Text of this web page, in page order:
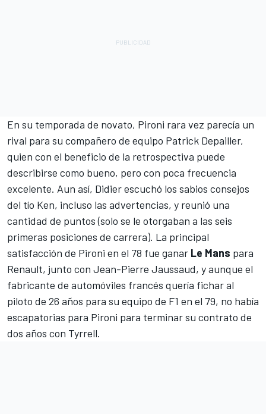
En su temporada de novato, Pironi rara vez parecía un
rival para su compañero de equipo Patrick Depailler,
quien con el beneficio de la retrospectiva puede
describirse como bueno, pero con poca frecuencia
excelente. Aun así, Didier escuchó los sabios consejos
del tío Ken, incluso las advertencias, y reunió una
cantidad de puntos (solo se le otorgaban a las seis
primeras posiciones de carrera). La principal
satisfacción de Pironi en el 78 fue ganar Le Mans para
Renault, junto con Jean-Pierre Jaussaud, y aunque el
fabricante de automóviles francés quería fichar al
piloto de 26 años para su equipo de F1 en el 79, no había
escapatorias para Pironi para terminar su contrato de
dos años con Tyrrell.